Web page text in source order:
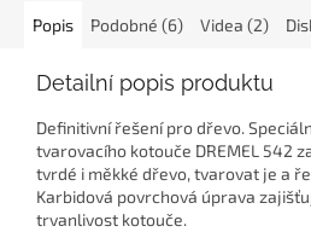
Popis Podobné (6) Videa (2)
Detailní popis produktu
Definitivní řešení pro dřevo.
tvarovacího kotouče DREMEL 542
tvrdé i měkké dřevo, tvarovat je a
Karbidová povrchová úprava
trvanlivost kotouče.